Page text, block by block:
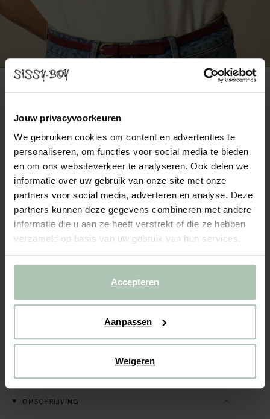
Jouw privacyvoorkeuren
We gebruiken cookies om content en advertenties te
personaliseren, om functies voor social media te bieden
en om ons websiteverkeer te analyseren. Ook delen we
informatie over uw gebruik van onze site met onze
partners voor social media, adverteren en analyse. Deze
partners kunnen deze gegevens combineren met andere
informatie die u aan ze heeft verstrekt of die ze hebben
verzameld op basis van uw gebruik van hun services.
Accepteren
Aanpassen
Weigeren
Wit basic katoenen t-shirt
39.9923.99
Kies jouw maat
XS XL
BEKIJK WINKELVOORRAAD
Gratis verzending naar winkel
Snelle levering
REVIEWS (5)
OMSCHRIJVING